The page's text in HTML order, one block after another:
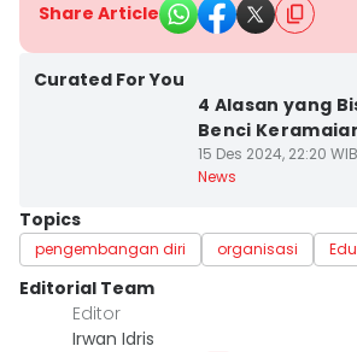
Share Article
Curated For You
4 Alasan yang
Benci
15 Des 2024, 22:20 WIB
News
Topics
pengembangan diri organisasi
Editorial Team
Editor
Irwan Idris